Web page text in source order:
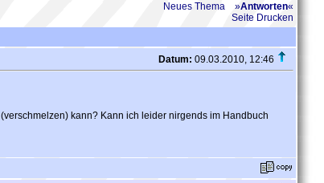
Neues Thema »Antworten«
Seite Drucken
Datum: 09.03.2010, 12:46
kann? Kann ich leider nirgends im Handbuch